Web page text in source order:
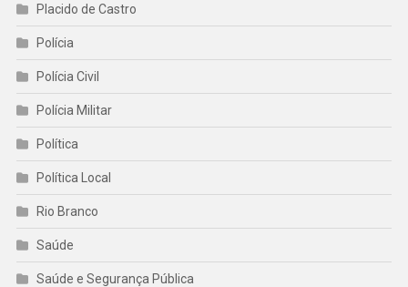
Placido de Castro
Polícia
Polícia Civil
Polícia Militar
Política
Política Local
Rio Branco
Saúde
Saúde e Segurança Pública